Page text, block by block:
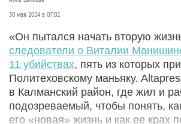
30 мая 2024 в 07:02
«Он пытался начать вторую
следователи о Виталии
11 убийствах, пять из которых
Политеховскому маньяку.
в Калманский район, где жил и
подозреваемый, чтобы понять,
его «новая» жизнь и как ее крах